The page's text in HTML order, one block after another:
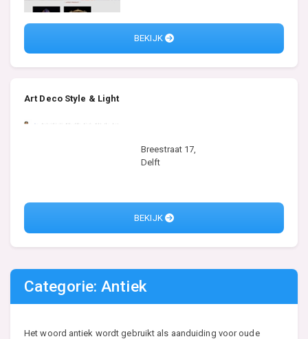
BEKIJK
Art Deco Style & Light
Breestraat 17,
Delft
BEKIJK
Categorie: Antiek
Het woord antiek wordt gebruikt als aanduiding voor oude